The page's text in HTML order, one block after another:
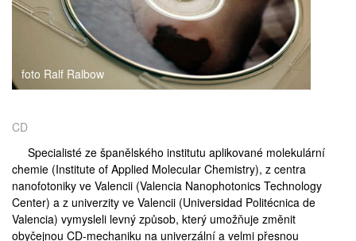
foto Ralf Ralbow
CD
Specialisté ze španělského institutu aplikované molekulární
chemie (Institute of Applied Molecular Chemistry), z centra
nanofotoniky ve Valencii (Valencia Nanophotonics Technology
Center) a z univerzity ve Valencii (Universidad Politécnica de
Valencia) vymysleli levný způsob, který umožňuje změnit
obyčejnou CD-mechaniku na univerzální a velmi přesnou